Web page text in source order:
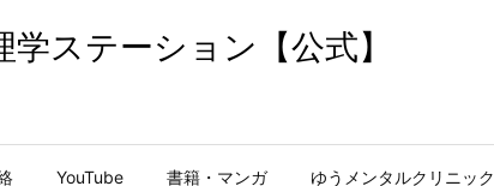
ステーション【公式】
YouTube 書籍・マンガ ゆうメンタルクリニック